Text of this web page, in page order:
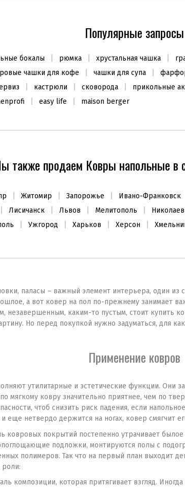
Заканчивается В
Кувшин 1,3л
Набор
Популярные запросы
бокалы рюмка хрустальная чашка
чашки для кофе чашки для супа
кастрюли сковорода прикольные
easy life maison berger
также продаем Ковры напольные в
Житомир Запорожье Ивано-Франковск
Лисичанск Львов Мелитополь Николаев
Ужгород Харьков Херсон
паласы – важный элемент интерьера, один из
а вот ковер на пол по-прежнему занимает
незавершенным, каким-то пустым, стоит купить
Но перед покупкой нужно задуматься, для
Применение ковров
утилитарные и эстетические функции. Они
мягкому ковру значительно приятнее, чем по
чтоб снизить риск падения, если
еще нетвердо держится на ногах, ковер смягчит
ковровых покрытий постепенно утрачивает
подложки, монтируются полы с
полимеров. Так что на первый план выходит
композиции, которая притягивает взгляд.